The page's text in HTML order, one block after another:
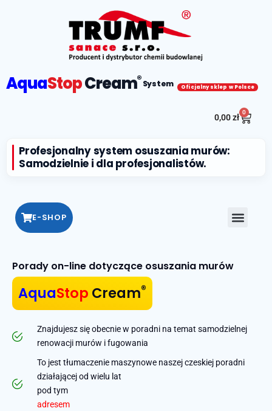
AquaStopCream®System Oficjalny sklep w Polsce
0,00zł
0
Profesjonalny system osuszania murów:
Samodzielnie i dla profesjonalistów.
E-SHOP
Porady on-line dotyczące osuszania murów
AquaStop Cream®
Znajdujesz się obecnie w poradni na temat samodzielnej
renowacji murów i fugowania
To jest tłumaczenie maszynowe naszej czeskiej poradni
działającej od wielu lat
pod tym
adresem